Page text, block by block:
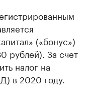
(«бонус»)
рублей). За счет
налог на
в 2020 году.